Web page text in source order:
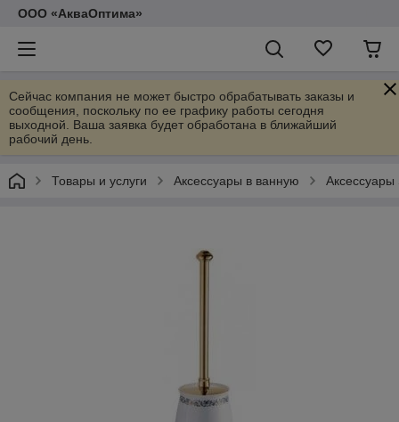
ООО «АкваОптима»
Сейчас компания не может быстро обрабатывать заказы и
сообщения, поскольку по ее графику работы сегодня
выходной. Ваша заявка будет обработана в ближайший
рабочий день.
Товары и услуги Аксессуары в ванную